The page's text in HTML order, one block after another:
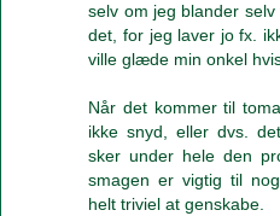
selv om jeg blander
det, for jeg laver jo fx.
ville glæde min onkel
Når det kommer til
ikke snyd, eller dvs.
sker under hele den
smagen er vigtig til
helt triviel at genskabe.